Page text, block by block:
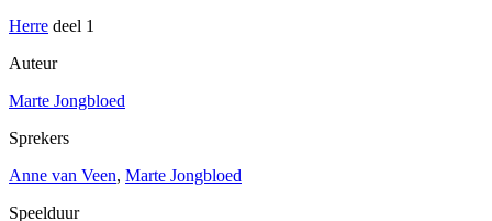
Herre deel 1
Auteur
Marte Jongbloed
Sprekers
Anne van Veen, Marte Jongbloed
Speelduur